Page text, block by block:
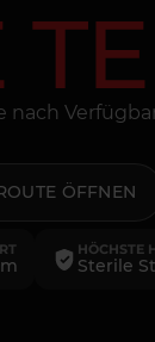
nach
ÖFFNEN
HÖCHSTE
Sterile